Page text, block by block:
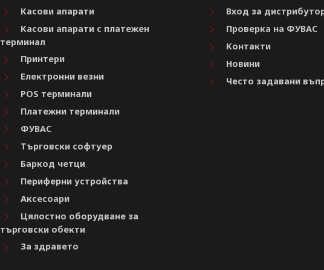
Касови апарати
Касови апарати с платежен
терминал
Принтери
Електронни везни
POS терминали
Платежни терминали
ФУВАС
Търговски софтуер
Баркод четци
Периферни устройства
Аксесоари
Цялостно оборудване за
търговски обекти
За здравето
Вход за
Проверка на ФУВАС
Контакти
Новини
Често задавани